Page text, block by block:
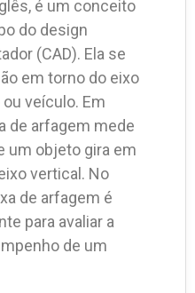
é um conceito
do design
(CAD). Ela se
em torno do eixo
veículo. Em
de arfagem mede
um objeto gira em
vertical. No
de arfagem é
para avaliar a
de um